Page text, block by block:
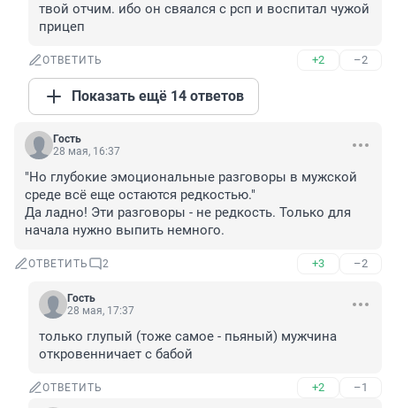
твой отчим. ибо он свяался с рсп и воспитал чужой
прицеп
ОТВЕТИТЬ +2 –2
Показать ещё 14 ответов
Гость
28 мая, 16:37
"Но глубокие эмоциональные разговоры в мужской
среде всё еще остаются редкостью."
Да ладно! Эти разговоры - не редкость. Только для
начала нужно выпить немного.
ОТВЕТИТЬ 2 +3 –2
Гость
28 мая, 17:37
только глупый (тоже самое - пьяный) мужчина
откровенничает с бабой
ОТВЕТИТЬ +2 –1